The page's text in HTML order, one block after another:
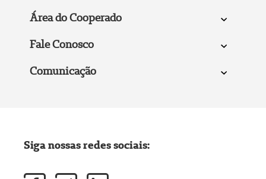
Área do Cooperado
Fale Conosco
Comunicação
Siga nossas redes sociais: